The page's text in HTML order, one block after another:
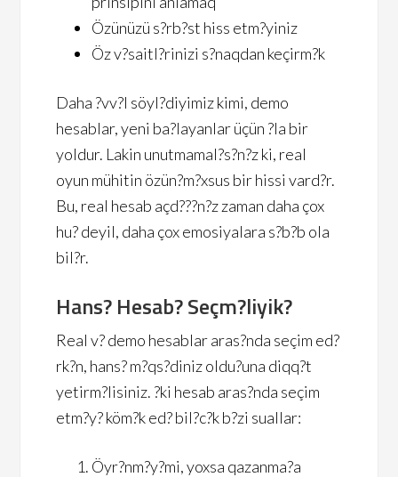
Özünüzü s?rb?st hiss etm?yiniz
Öz v?saitl?rinizi s?naqdan keçirm?k
Daha ?vv?l söyl?diyimiz kimi, demo
hesablar, yeni ba?layanlar üçün ?la bir
yoldur. Lakin unutmamal?s?n?z ki, real
oyun mühitin özün?m?xsus bir hissi vard?r.
Bu, real hesab açd???n?z zaman daha çox
hu? deyil, daha çox emosiyalara s?b?b ola
bil?r.
Hans? Hesab? Seçm?liyik?
Real v? demo hesablar aras?nda seçim ed?
rk?n, hans? m?qs?diniz oldu?una diqq?t
yetirm?lisiniz. ?ki hesab aras?nda seçim
etm?y? köm?k ed? bil?c?k b?zi suallar:
Öyr?nm?y?mi, yoxsa qazanma?a